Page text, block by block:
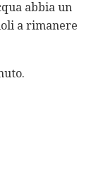
abbia un
a rimanere